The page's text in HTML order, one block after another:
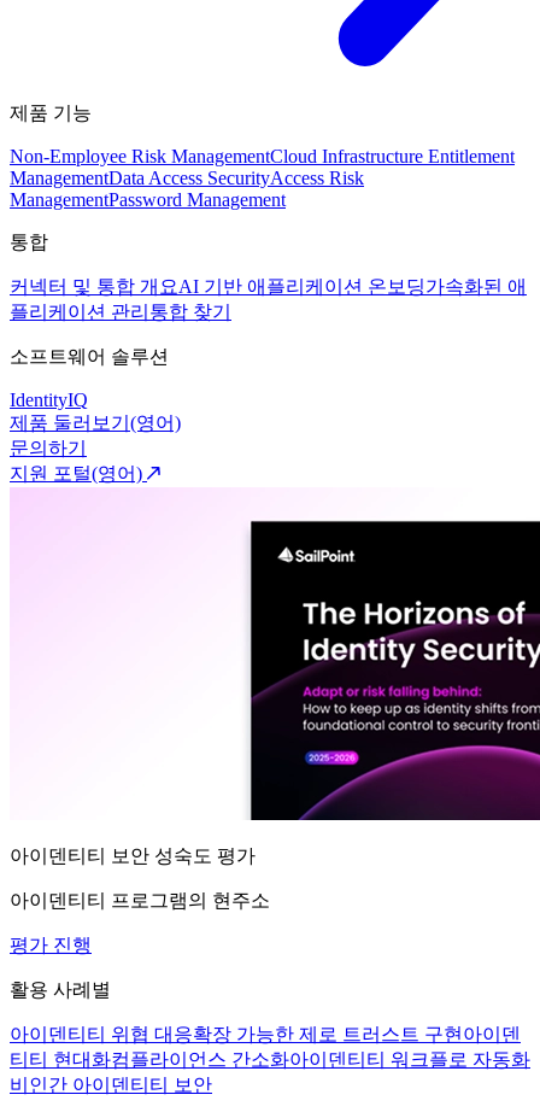
제품 기능
Non-Employee Risk ManagementCloud Infrastructure Entitlement
ManagementData Access SecurityAccess Risk
ManagementPassword Management
통합
커넥터 및 통합 개요AI 기반 애플리케이션 온보딩가속화된 애
플리케이션 관리 통합 찾기
소프트웨어 솔루션
IdentityIQ
제품 둘러보기(영어)
문의하기
지원 포털(영어)
아이덴티티 보안 성숙도 평가
아이덴티티 프로그램의 현주소
평가 진행
활용 사례별
아이덴티티 위협 대응확장 가능한 제로 트러스트 구현 아이덴
티티 현대화컴플라이언스 간소화아이덴티티 워크플로 자동화
비인간 아이덴티티 보안